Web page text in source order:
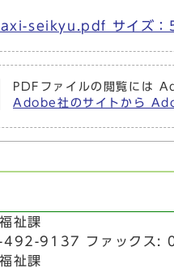
seikyu.pdf サイズ
PDFファイルの閲覧には
Adobe社のサイトから
祉課
492-9137 ファックス
祉課